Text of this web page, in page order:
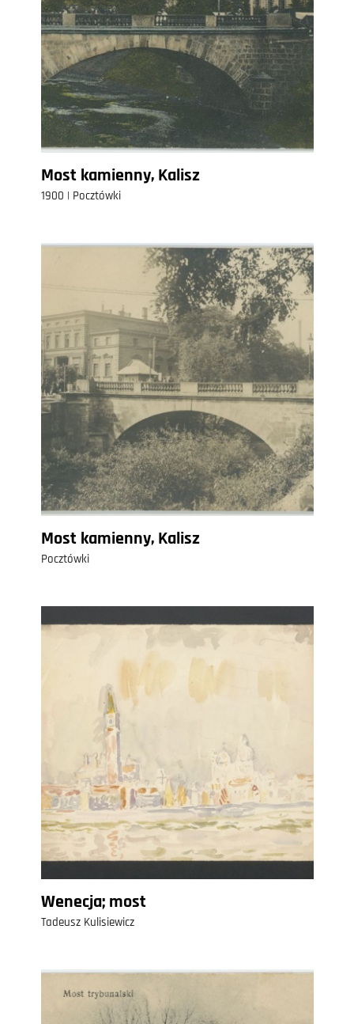
Most kamienny, Kalisz
1900 | Pocztówki
Most kamienny, Kalisz
Pocztówki
Wenecja; most
Tadeusz Kulisiewicz